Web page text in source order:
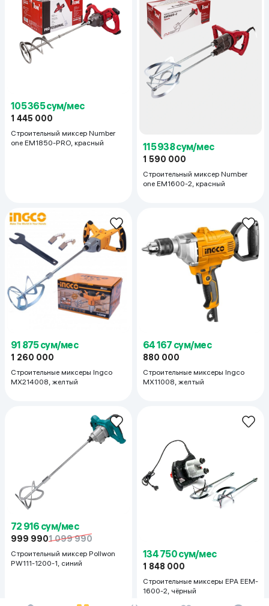
105 365 сум/мес
1 445 000
Строительный миксер Number
one EM1850-PRO, красный
115 938 сум/мес
1 590 000
Строительный миксер Number
one EM1600-2, красный
91 875 сум/мес
1 260 000
Строительные миксеры Ingco
MX214008, желтый
64 167 сум/мес
880 000
Строительные миксеры Ingco
MX11008, желтый
72 916 сум/мес
999 9901 099 990
Строительный миксер Pollwon
PW111-1200-1, синий
134 750 сум/мес
1 848 000
Строительные миксеры EPA EEM-
1600-2, чёрный